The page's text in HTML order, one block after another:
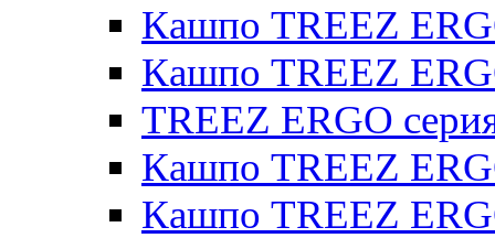
Кашпо TREEZ
Кашпо TREEZ
TREEZ ERGO
Кашпо TREEZ
Кашпо TREEZ